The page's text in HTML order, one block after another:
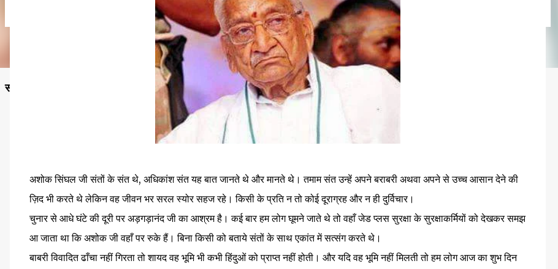
सनातन विचार ही वह प्रकाश है, जहाँ से जीवन, धर्म और कर्तव्य—तीनों का सत्य प्रकट होता है।
अशोक सिंघल जी संतों के संत थे, अधिकांश संत यह बात जानते थे और मानते थे। तमाम संत उन्हें अपने बराबरी अथवा अपने से उच्च आसान देने की
ज़िद भी करते थे लेकिन वह जीवन भर सरल स्योर सहज रहे। किसी के प्रति न तो कोई दूराग्रह और न ही दुर्विचार।
चुनार से आधे घंटे की दूरी पर अड़गड़ानंद जी का आश्रम है। कई बार हम लोग घूमने जाते थे तो वहाँ जेड प्लस सुरक्षा के सुरक्षाकर्मियों को देखकर समझ
आ जाता था कि अशोक जी वहाँ पर रुके हैं। बिना किसी को बताये संतों के साथ एकांत में सत्संग करते थे।
बाबरी विवादित ढाँचा नहीं गिरता तो शायद वह भूमि भी कभी हिंदुओं को प्राप्त नहीं होती। और यदि वह भूमि नहीं मिलती तो हम लोग आज का शुभ दिन